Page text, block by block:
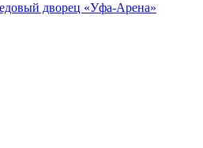
дворец «Уфа-Арена»